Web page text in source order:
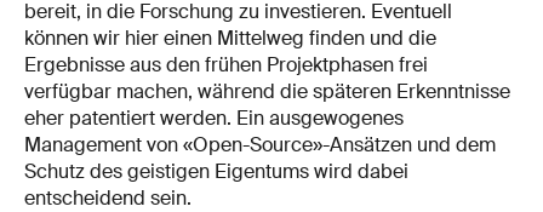
bereit, in die Forschung zu investieren. Eventuell
können wir hier einen Mittelweg finden und die
Ergebnisse aus den frühen Projektphasen frei
verfügbar machen, während die späteren Erkenntnisse
eher patentiert werden. Ein ausgewogenes
Management von «Open-Source»-Ansätzen und dem
Schutz des geistigen Eigentums wird dabei
entscheidend sein.